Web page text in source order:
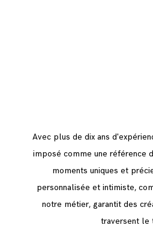
Avec plus de dix ans
imposé comme une référence
moments uniques et
personnalisée et intimiste,
notre métier, garantit des
traversent le